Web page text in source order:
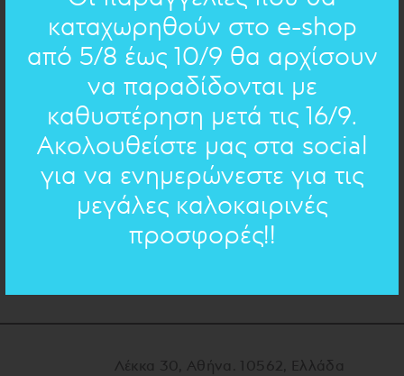
Δευτέρα- Παρασκευή: 10.00 - 17:00
Σάββατα ΚΛΕΙΣΤΑ
ΚΥΡΙΑΚΗ: ΚΛΕΙΣΤΑ
Λέκκα 30, Αθήνα. 10562, Ελλάδα
καταχωρηθούν στο e-shop
από 5/8 έως 10/9 θα αρχίσουν
να παραδίδονται με
καθυστέρηση μετά τις 16/9.
Ακολουθείστε μας στα social
για να ενημερώνεστε για τις
μεγάλες καλοκαιρινές
προσφορές!!